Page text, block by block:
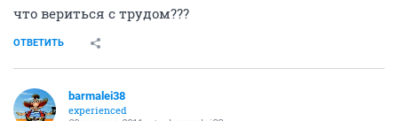
что вериться с трудом???
ОТВЕТИТЬ
barmalei38
experienced